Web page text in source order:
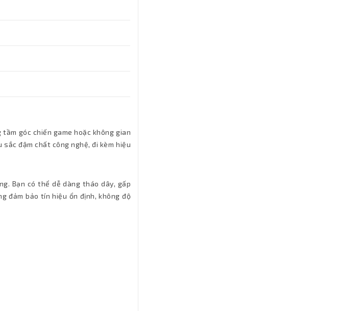
góc chiến game hoặc không gian
sắc đậm chất công nghệ, đi kèm hiệu
Bạn có thể dễ dàng tháo dây, gấp
đảm bảo tín hiệu ổn định, không độ